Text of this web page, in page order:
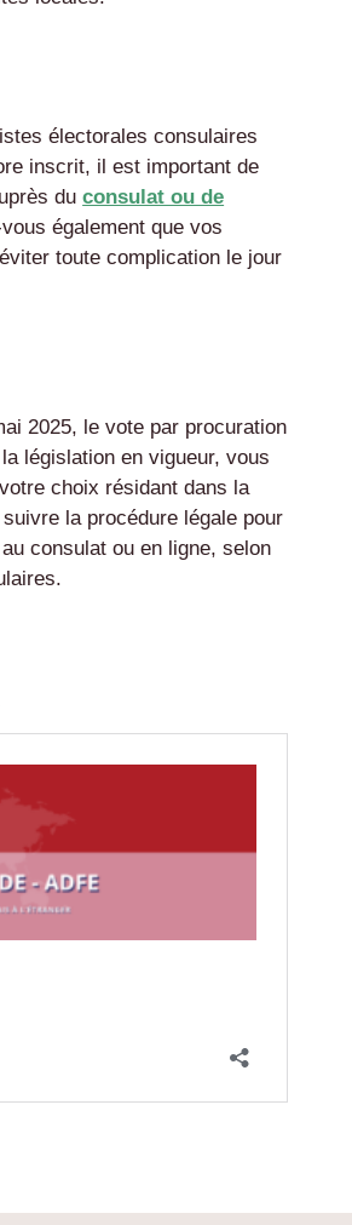
électorales consulaires
inscrit, il est important de
duconsulat ou de
également que vos
toute complication le jour
2025, le vote par procuration
législation en vigueur, vous
choix résidant dans la
la procédure légale pour
consulat ou en ligne, selon